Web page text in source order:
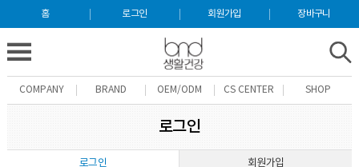
홈 로그인 회원가입 장바구니
COMPANY BRAND OEM/ODM CS CENTER SHOP
로그인
로그인 회원가입